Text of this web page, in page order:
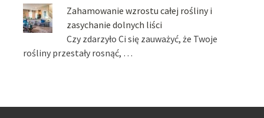
Zahamowanie wzrostu całej rośliny i
zasychanie dolnych liści
Czy zdarzyło Ci się zauważyć, że Twoje
rośliny przestały rosnąć, …